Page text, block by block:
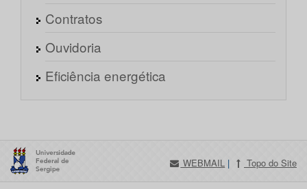
Contratos
Ouvidoria
Eficiência energética
WEBMAIL | Topo do Site